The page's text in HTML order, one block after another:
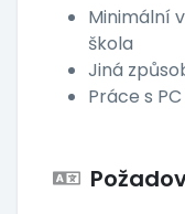
Minimální
škola
Jiná
Práce s PC